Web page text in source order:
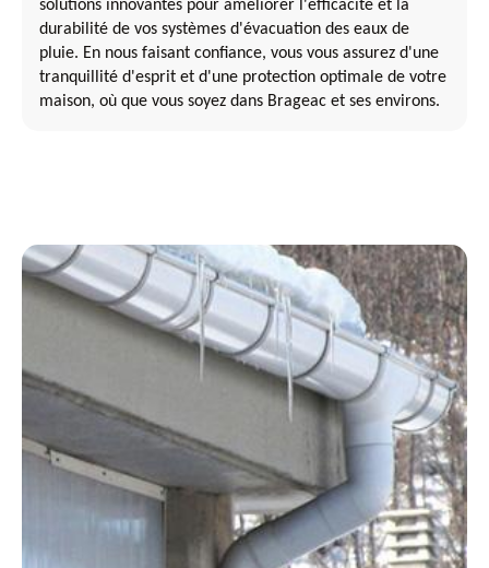
solutions innovantes pour améliorer l'efficacité et la
durabilité de vos systèmes d'évacuation des eaux de
pluie. En nous faisant confiance, vous vous assurez d'une
tranquillité d'esprit et d'une protection optimale de votre
maison, où que vous soyez dans Brageac et ses environs.